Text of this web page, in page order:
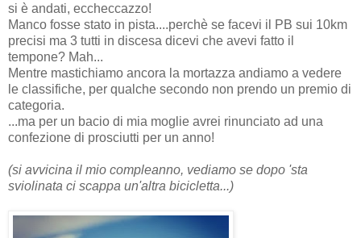
si è andati, eccheccazzo!
Manco fosse stato in pista....perchè se facevi il PB sui 10km
precisi ma 3 tutti in discesa dicevi che avevi fatto il
tempone? Mah...
Mentre mastichiamo ancora la mortazza andiamo a vedere
le classifiche, per qualche secondo non prendo un premio di
categoria.
...ma per un bacio di mia moglie avrei rinunciato ad una
confezione di prosciutti per un anno!
(si avvicina il mio compleanno, vediamo se dopo 'sta
sviolinata ci scappa un'altra bicicletta...)